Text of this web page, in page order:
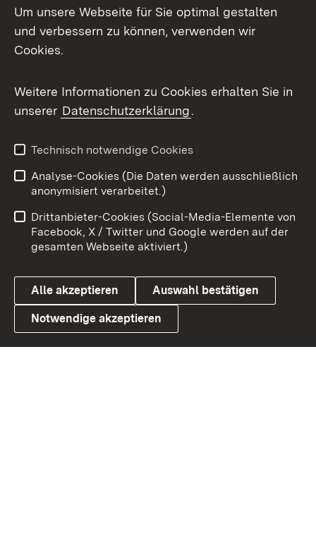
Facebook
X / Twitter
Youtube
Link zum Landesportal
Impressum
Kontakt
Barrierefreiheit
Datenschutz
Cookies
Um unsere Webseite für Sie optimal gestalten
und verbessern zu können, verwenden wir
Cookies.
Weitere Informationen zu Cookies erhalten Sie in
unserer Datenschutzerklärung.
Technisch notwendige Cookies
Analyse-Cookies (Die Daten werden ausschließlich
anonymisiert verarbeitet.)
Drittanbieter-Cookies (Social-Media-Elemente von
Facebook, X / Twitter und Google werden auf der
gesamten Webseite aktiviert.)
Alle akzeptieren Auswahl bestätigen
Notwendige akzeptieren